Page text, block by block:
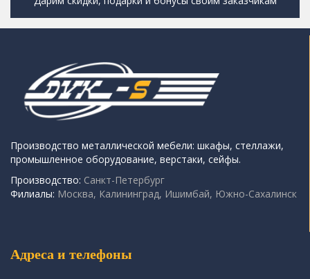
Производство металлической мебели: шкафы, стеллажи,
промышленное оборудование, верстаки, сейфы.
Производство: Санкт-Петербург
Филиалы: Москва, Калининград, Ишимбай, Южно-Сахалинск
Адреса и телефоны